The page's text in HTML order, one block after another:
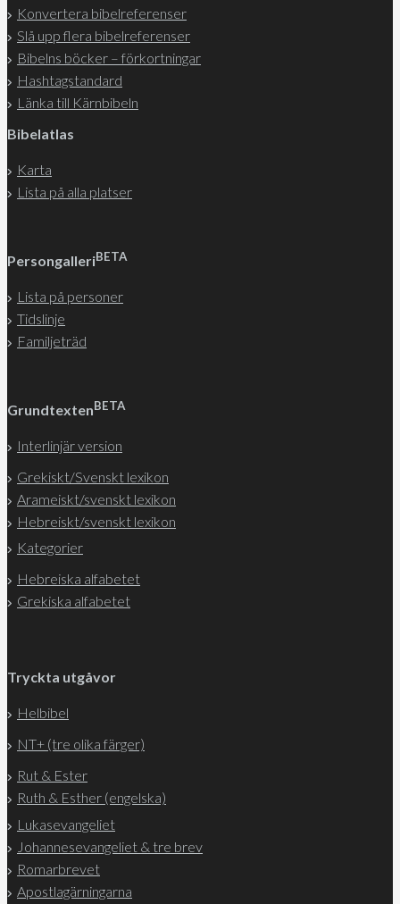
Konvertera bibelreferenser
Slå upp flera bibelreferenser
Bibelns böcker – förkortningar
Hashtagstandard
Länka till Kärnbibeln
Bibelatlas
Karta
Lista på alla platser
PersongalleriBETA
Lista på personer
Tidslinje
Familjeträd
GrundtextenBETA
Interlinjär version
Grekiskt/Svenskt lexikon
Arameiskt/svenskt lexikon
Hebreiskt/svenskt lexikon
Kategorier
Hebreiska alfabetet
Grekiska alfabetet
Tryckta utgåvor
Helbibel
NT+ (tre olika färger)
Rut & Ester
Ruth & Esther (engelska)
Lukasevangeliet
Johannesevangeliet & tre brev
Romarbrevet
Apostlagärningarna